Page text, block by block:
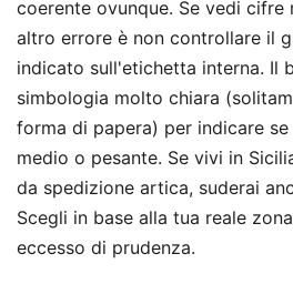
coerente ovunque. Se vedi cifre
altro errore è non controllare il
indicato sull'etichetta interna. Il
simbologia molto chiara
forma di papera) per indicare
medio o pesante. Se vivi in
da spedizione artica, suderai
Scegli in base alla tua reale
eccesso di prudenza.